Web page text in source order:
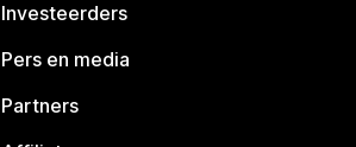
Investeerders
Pers en media
Partners